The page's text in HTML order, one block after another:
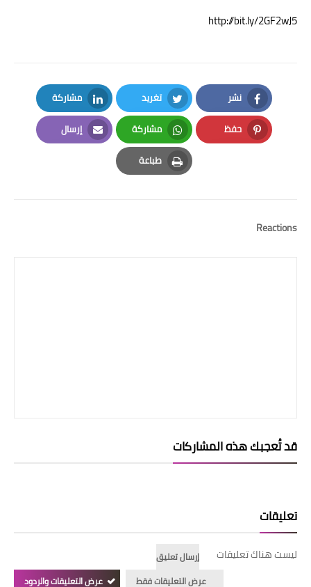
http://bit.ly/2GF2wJ5
نشر
Facebook
تغريد
Twitter
مشاركة
LinkedIn
حفظ
Pinterest
مشاركة
Whatsapp
إرسال
Email
طباعة
Print
Reactions
قد تُعجبك هذه المشاركات
تعليقات
ليست هناك تعليقات
إرسال تعليق
عرض التعليقات فقط
عرض التعليقات والردود